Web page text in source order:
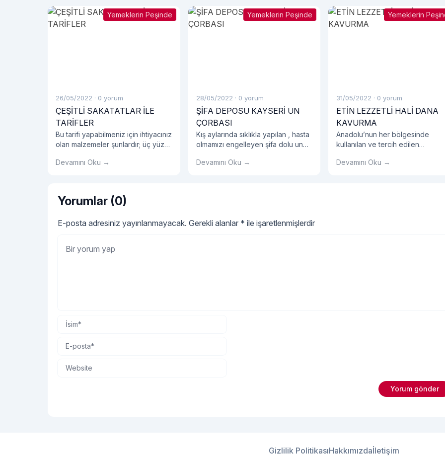
</
Yemeklerin Peşinde
26/05/2022 · 0 yorum
ÇEŞİTLİ SAKATATLAR İLE
TARİFLER
Bu tarifi yapabilmeniz için ihtiyacınız
olan malzemeler şunlardır; üç yüz
çorba kaşığı tereyağı, birer çay
tarifimize ciğerleri küp küp
doğrayarak başlıyoruz.
Devamını Oku →
Yemeklerin Peşinde
28/05/2022 · 0 yorum
ŞİFA DEPOSU KAYSERİ UN
ÇORBASI
Kış aylarında sıklıkla yapılan , hasta
olmamızı engelleyen şifa dolu un
çorbası bebekler için oldukça
Devamını Oku →
Yemeklerin
31/05/2022 · 0 yorum
ETİN LEZZETLİ HALİ DANA
KAVURMA
Anadolu’nun her bölgesinde
kullanılan ve tercih edilen
kavurma desek yeridir.
Devamını Oku →
Yorumlar (0)
E-posta adresiniz yayınlanmayacak. Gerekli alanlar * ile işaretlenmişlerdir
Gizlilik PolitikasıHakkımızdaİletişim